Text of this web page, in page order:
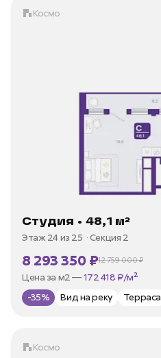
Космо
Студия • 48,1 м²
Этаж 24 из 25 Секция 2
8 293 350 ₽12 759 000 ₽
В ипотеку —от 35 973 ₽/мес
Цена за м2 —172 418 ₽/м²
-35%
Вид на реку Терраса
Космо